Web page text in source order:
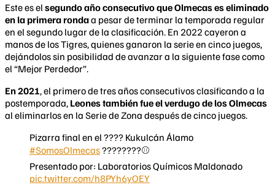
Este es el segundo año consecutivo que Olmecas es eliminado
en la primera rondaa pesar de terminar la temporada regular
en el segundo lugar de la clasificación. En 2022 cayeron a
manos de los Tigres, quienes ganaron la serie en cinco juegos,
dejándolos sin posibilidad de avanzar a la siguiente fase como
el “Mejor Perdedor”.
En 2021, el primero de tres años consecutivos clasificando a la
postemporada, Leones también fue el verdugo de los Olmecas
al eliminarlos en la Serie de Zona después de cinco juegos.
Pizarra final en el ????️ Kukulcán Álamo
#SomosOlmecas????????⚾️
Presentado por: Laboratorios Químicos Maldonado
pic.twitter.com/h8PYh6yOEY